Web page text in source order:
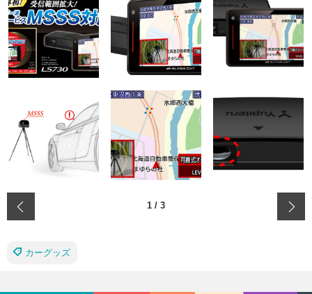
1 / 3
カーグッズ